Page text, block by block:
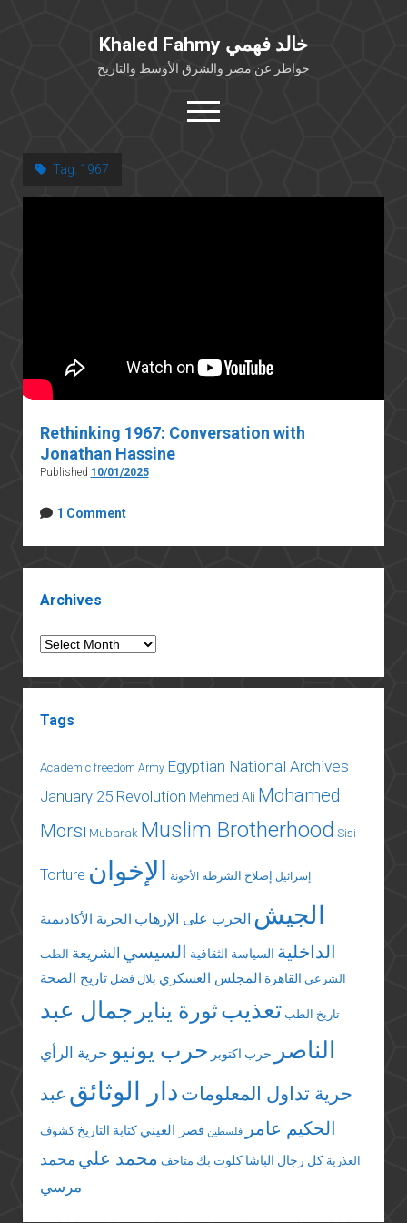
Khaled Fahmy خالد فهمي
خواطر عن مصر والشرق الأوسط والتاريخ
open
menu
Tag: 1967
Rethinking 1967: Conversation with
Jonathan Hassine
Published 10/01/2025
1 Comment
Archives
Archives
Tags
Academic freedom Army Egyptian National Archives
January 25 Revolution Mehmed Ali Mohamed
Morsi Mubarak Muslim Brotherhood Sisi
Torture إسرائيل إصلاح الشرطة الأخونة الإخوان
الجيش الحرب على الإرهاب الحرية الأكاديمية
الداخلية السياسة الثقافية السيسي الشريعة الطب
الشرعي القاهرة المجلس العسكري بلال فضل تاريخ الصحة
تاريخ الطب تعذيبثورة يناير جمال عبد
الناصر
حرب اكتوبر حرب يونيو حرية الرأي
حرية تداول المعلومات دار الوثائق عبد
الحكيم عامر
فلسطين قصر العيني كتابة التاريخ كشوف
العذرية كل رجال الباشا كلوت بك متاحف محمد علي محمد
مرسي